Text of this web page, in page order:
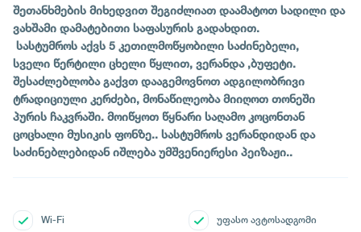
შეთანხმების მიხედვით შეგიძლიათ დაამატოთ სადილი და
ვახშამი დამატებითი საფასურის გადახდით.
სასტუმროს აქვს 5 კეთილმოწყობილი საძინებელი,
სველი წერტილი ცხელი წყლით, ვერანდა ,ბუფეტი.
შესაძლებლობა გაქვთ დააგემოვნოთ ადგილობრივი
ტრადიციული კერძები, მონაწილეობა მიიღოთ თონეში
პურის ჩაკვრაში. მოიწყოთ წყნარი საღამო კოცონთან
ცოცხალი მუსიკის ფონზე.. სასტუმროს ვერანდიდან და
საძინებლებიდან იშლება უმშვენიერესი პეიზაჟი..
Wi-Fi უფასო ავტოსადგომი